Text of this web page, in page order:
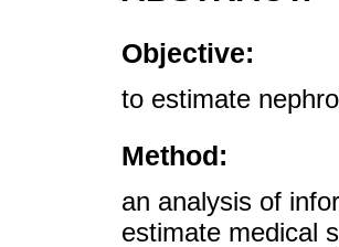
Objective:
to estimate
Method:
an analysis of
estimate medical